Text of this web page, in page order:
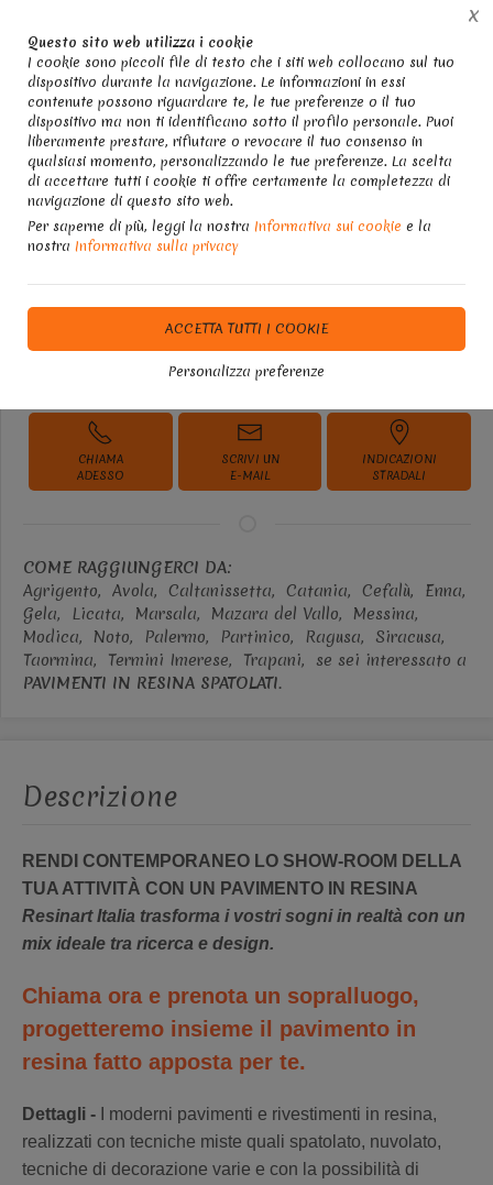
Questo sito web utilizza i cookie
I cookie sono piccoli file di testo che i siti web collocano sul tuo
dispositivo durante la navigazione. Le informazioni in essi
contenute possono riguardare te, le tue preferenze o il tuo
dispositivo ma non ti identificano sotto il profilo personale. Puoi
liberamente prestare, rifiutare o revocare il tuo consenso in
qualsiasi momento, personalizzando le tue preferenze. La scelta
di accettare tutti i cookie ti offre certamente la completezza di
navigazione di questo sito web.
Per saperne di più, leggi la nostra Informativa sui cookie e la
nostra Informativa sulla privacy
ACCETTA TUTTI I COOKIE
Personalizza preferenze
X
Home I nostri lavori PAVIMENTI IN RESINA SPATOLATI
Pavimenti in Resina Spatolati
per interni in Sicilia
DISPONIBILITÀ IMMEDIATA
Richiedi Informazioni
CHIAMA
ADESSO
SCRIVI UN
E-MAIL
INDICAZIONI
STRADALI
COME RAGGIUNGERCI DA:
Agrigento, Avola, Caltanissetta, Catania, Cefalù, Enna,
Gela, Licata, Marsala, Mazara del Vallo, Messina,
Modica, Noto, Palermo, Partinico, Ragusa, Siracusa,
Taormina, Termini Imerese, Trapani, se sei interessato a
PAVIMENTI IN RESINA SPATOLATI.
Descrizione
RENDI CONTEMPORANEO LO SHOW-ROOM DELLA
TUA ATTIVITÀ CON UN PAVIMENTO IN RESINA
Resinart Italia trasforma i vostri sogni in realtà con un
mix ideale tra ricerca e design.
Chiama ora e prenota un sopralluogo,
progetteremo insieme il pavimento in
resina fatto apposta per te.
Dettagli - I moderni pavimenti e rivestimenti in resina,
realizzati con tecniche miste quali spatolato, nuvolato,
tecniche di decorazione varie e con la possibilità di